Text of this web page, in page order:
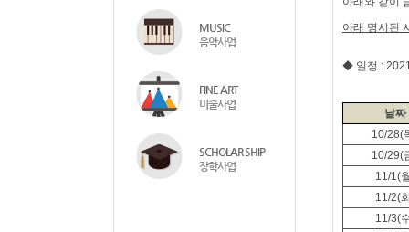
MUSIC
음악사업
FINE ART
미술사업
SCHOLAR SHIP
장학사업
아래 명시된
◆ 일정 :
날짜
10/28(
10/29(
11/1(
11/2(
11/3(